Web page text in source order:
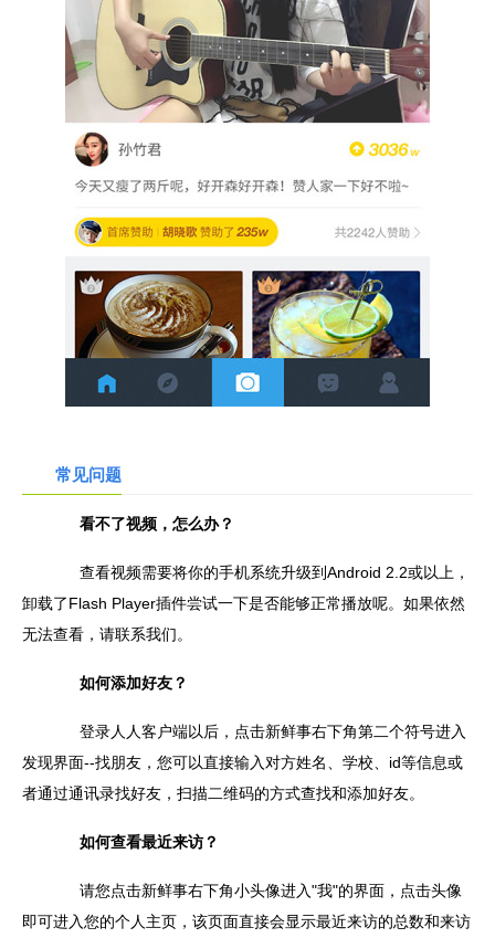
常见问题
看不了视频，怎么办？
查看视频需要将你的手机系统升级到Android 2.2或以上，
卸载了Flash Player插件尝试一下是否能够正常播放呢。如果依然
无法查看，请联系我们。
如何添加好友？
登录人人客户端以后，点击新鲜事右下角第二个符号进入
发现界面--找朋友，您可以直接输入对方姓名、学校、id等信息或
者通过通讯录找好友，扫描二维码的方式查找和添加好友。
如何查看最近来访？
请您点击新鲜事右下角小头像进入"我"的界面，点击头像
即可进入您的个人主页，该页面直接会显示最近来访的总数和来访